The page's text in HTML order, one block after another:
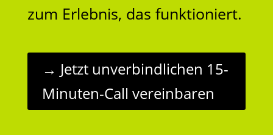
zum Erlebnis, das funktioniert.
→ Jetzt unverbindlichen 15-
Minuten-Call vereinbaren